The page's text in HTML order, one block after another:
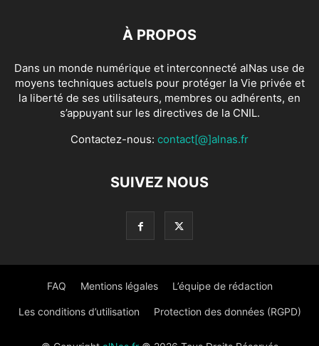
À PROPOS
Dans un monde numérique et interconnecté alNas use de
moyens techniques actuels pour protéger la Vie privée et
la liberté de ses utilisateurs, membres ou adhérents, en
s’appuyant sur les directives de la CNIL.
Contactez-nous: contact[@]alnas.fr
SUIVEZ NOUS
FAQ Mentions légales L’équipe de rédaction
Les conditions d’utilisation Protection des données (RGPD)